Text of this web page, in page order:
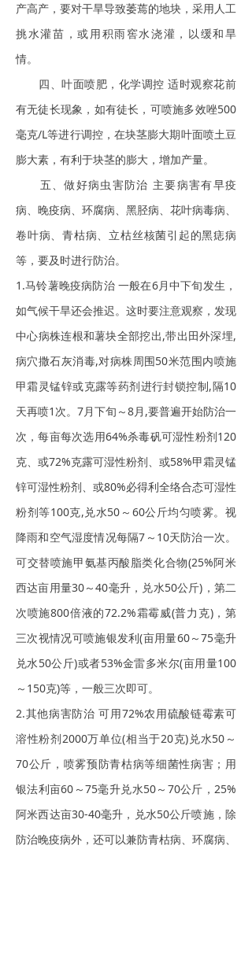
产高产，要对干旱导致萎蔫的地块，采用人工
挑水灌苗，或用积雨窖水浇灌，以缓和旱
情。
四、叶面喷肥，化学调控 适时观察花前
有无徒长现象，如有徒长，可喷施多效唑500
毫克/L等进行调控，在块茎膨大期叶面喷土豆
膨大素，有利于块茎的膨大，增加产量。
五、做好病虫害防治 主要病害有早疫
病、晚疫病、环腐病、黑胫病、花叶病毒病、
卷叶病、青枯病、立枯丝核菌引起的黑痣病
等，要及时进行防治。
1.马铃薯晚疫病防治 一般在6月中下旬发生，
如气候干旱还会推迟。这时要注意观察，发现
中心病株连根和薯块全部挖出,带出田外深埋,
病穴撒石灰消毒,对病株周围50米范围内喷施
甲霜灵锰锌或克露等药剂进行封锁控制,隔10
天再喷1次。7月下旬～8月,要普遍开始防治一
次，每亩每次选用64%杀毒矾可湿性粉剂120
克、或72%克露可湿性粉剂、或58%甲霜灵锰
锌可湿性粉剂、或80%必得利全络合态可湿性
粉剂等100克,兑水50～60公斤均匀喷雾。视
降雨和空气湿度情况每隔7～10天防治一次。
可交替喷施甲氨基丙酸脂类化合物(25%阿米
西达亩用量30～40毫升，兑水50公斤)，第二
次喷施800倍液的72.2%霜霉威(普力克)，第
三次视情况可喷施银发利(亩用量60～75毫升
兑水50公斤)或者53%金雷多米尔(亩用量100
～150克)等，一般三次即可。
2.其他病害防治 可用72%农用硫酸链霉素可
溶性粉剂2000万单位(相当于20克)兑水50～
70公斤，喷雾预防青枯病等细菌性病害；用
银法利亩60～75毫升兑水50～70公斤，25%
阿米西达亩30-40毫升，兑水50公斤喷施，除
防治晚疫病外，还可以兼防青枯病、环腐病、